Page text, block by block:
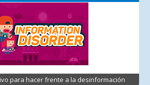
para hacer frente a la desinformación